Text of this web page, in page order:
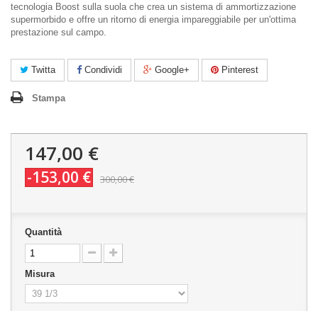
tecnologia Boost sulla suola che crea un sistema di ammortizzazione
supermorbido e offre un ritorno di energia impareggiabile per un'ottima
prestazione sul campo.
Twitta Condividi Google+ Pinterest
Stampa
147,00 €
-153,00 € 300,00 €
Quantità
Misura